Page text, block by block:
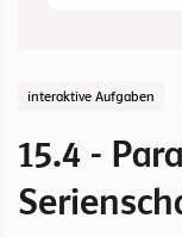
interaktive Aufgaben
15.4 -